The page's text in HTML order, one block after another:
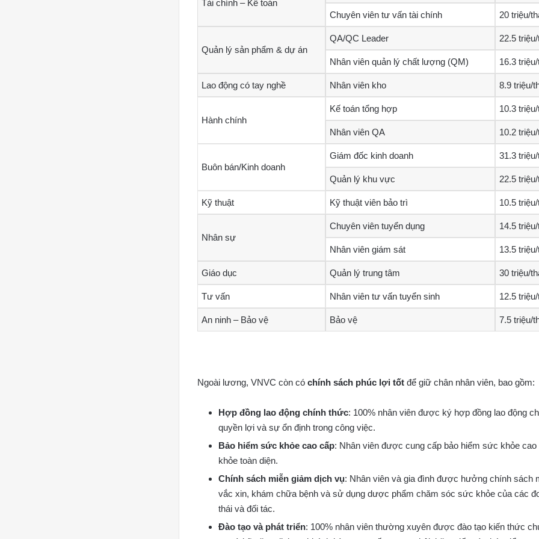
Tài chính – Kế toán
Chuyên viên tư vấn tài chính
20 triệu/
Quản lý sản phẩm & dự án
QA/QC Leader 22.5
Nhân viên quản lý chất lượng (QM) 16.3
Lao động có tay nghề Nhân viên kho 8.9 triệu/
Hành chính
Kế toán tổng hợp 10.3
Nhân viên QA 10.2
Buôn bán/Kinh doanh
Giám đốc kinh doanh 31.3
Quản lý khu vực 22.5
Kỹ thuật Kỹ thuật viên bảo trì 10.5
Nhân sự
Chuyên viên tuyển dụng 14.5
Nhân viên giám sát 13.5
Giáo dục Quản lý trung tâm 30 triệu/
Tư vấn Nhân viên tư vấn tuyển sinh 12.5
An ninh – Bảo vệ Bảo vệ 7.5 triệu/
Ngoài lương, VNVC còn có chính sách phúc lợi tốt để giữ chân nhân viên, bao gồm:
Hợp đồng lao động chính thức: 100% nhân viên được ký hợp đồng lao động
quyền lợi và sự ổn định trong công việc.
Bảo hiểm sức khỏe cao cấp: Nhân viên được cung cấp bảo hiểm sức khỏe
khỏe toàn diện.
Chính sách miễn giảm dịch vụ: Nhân viên và gia đình được hưởng chính sách
vắc xin, khám chữa bệnh và sử dụng dược phẩm chăm sóc sức khỏe của các
thái và đối tác.
Đào tạo và phát triển: 100% nhân viên thường xuyên được đào tạo kiến thức